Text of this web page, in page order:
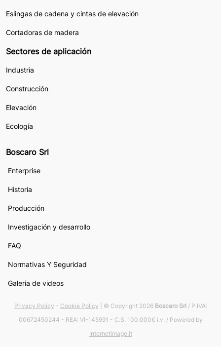
Eslingas de cadena y cintas de elevación
Cortadoras de madera
Sectores de aplicación
Industria
Construcción
Elevación
Ecología
Boscaro Srl
Enterprise
Historia
Producción
Investigación y desarrollo
FAQ
Normativas Y Seguridad
Galeria de videos
Privacy Policy - Cookie Policy | © Copyright 2026 Boscaro Srl / P.IVA:
00672450244 - REA: VI-145991 - C.S. 100.000€ i.v. / Powered by
Internetimage.it